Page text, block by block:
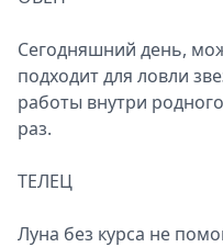
Сегодняшний день,
подходит для ловли
работы внутри
раз.
ТЕЛЕЦ
Луна без курса не